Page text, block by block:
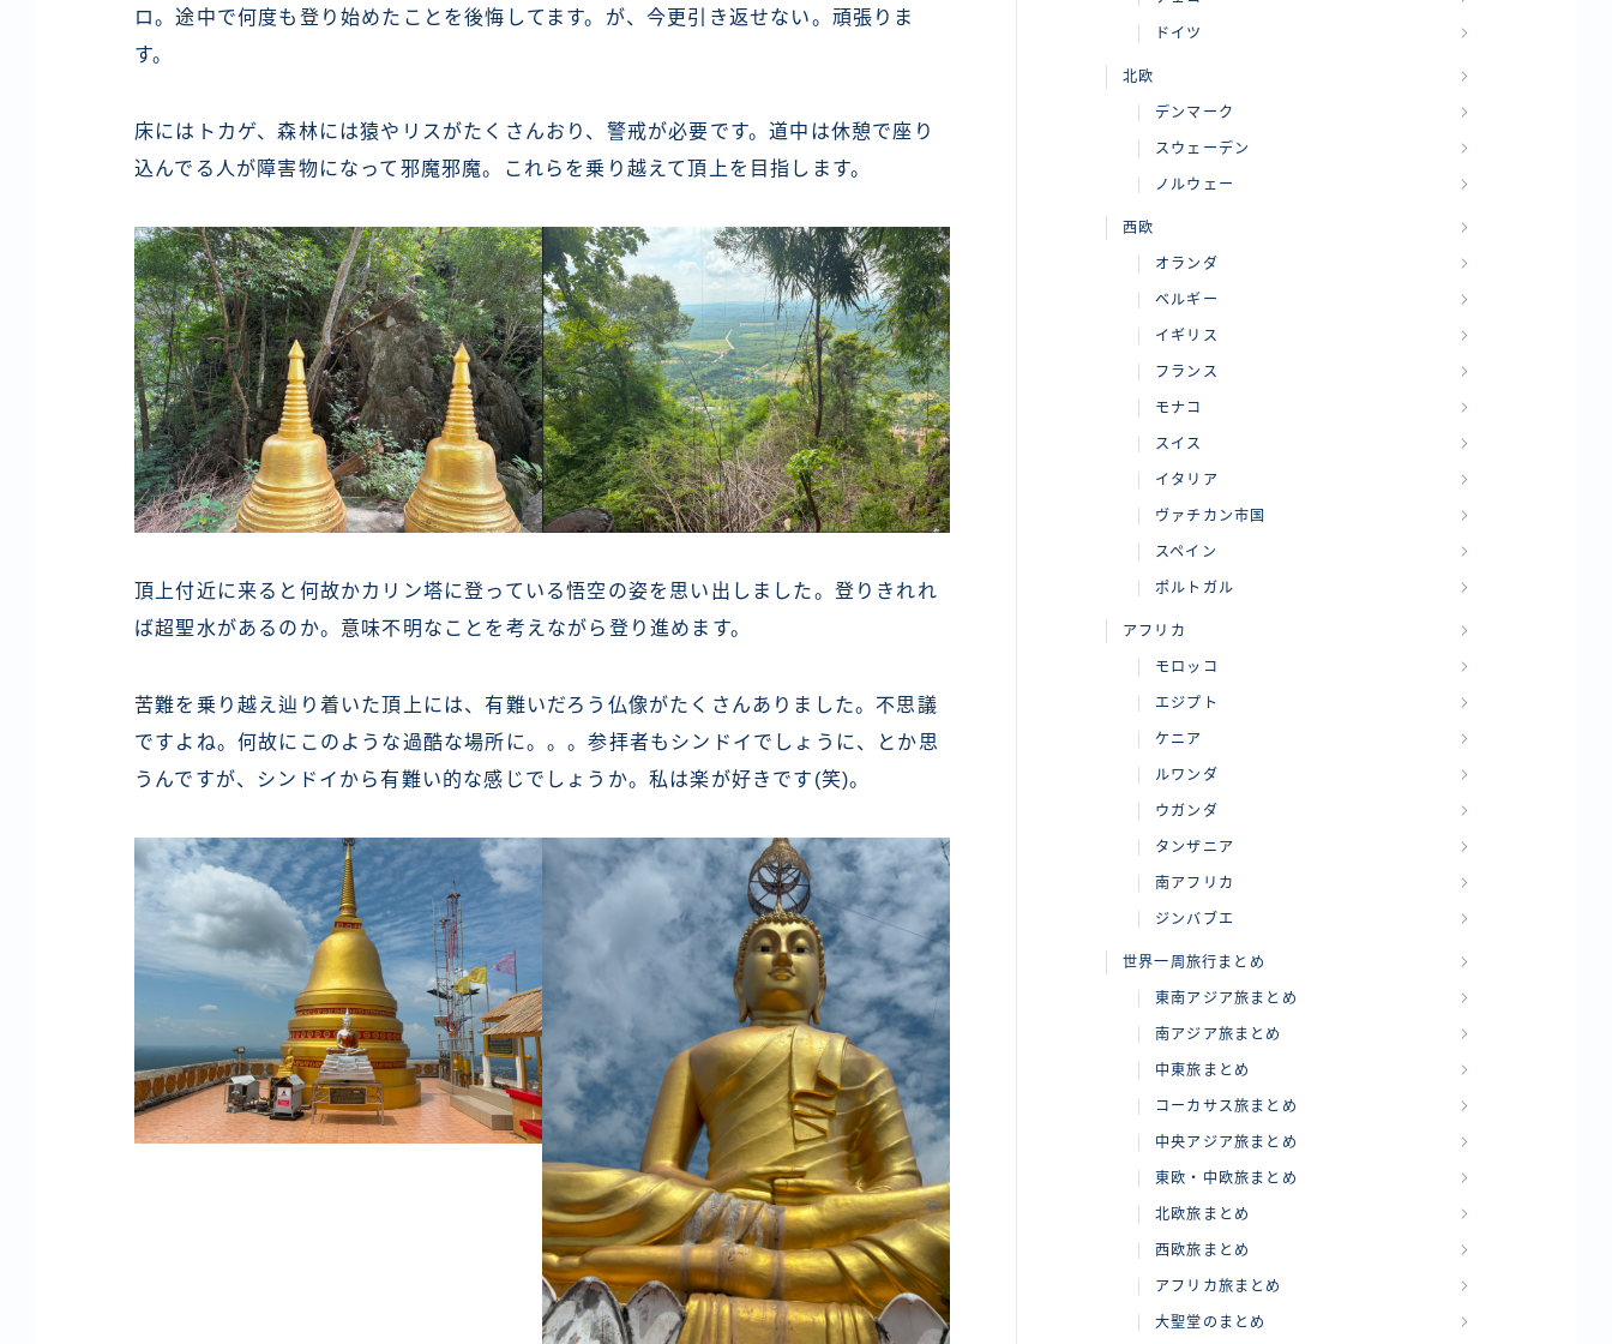
ロ。途中で何度も登り始めたことを後悔してます。が、今更引き返せない。頑張りま
す。
床にはトカゲ、森林には猿やリスがたくさんおり、警戒が必要です。道中は休憩で座り
込んでる人が障害物になって邪魔邪魔。これらを乗り越えて頂上を目指します。
頂上付近に来ると何故かカリン塔に登っている悟空の姿を思い出しました。登りきれれ
ば超聖水があるのか。意味不明なことを考えながら登り進めます。
苦難を乗り越え辿り着いた頂上には、有難いだろう仏像がたくさんありました。不思議
ですよね。何故にこのような過酷な場所に。。。参拝者もシンドイでしょうに、とか思
うんですが、シンドイから有難い的な感じでしょうか。私は楽が好きです(笑)。
ドイツ
北欧
デンマーク
スウェーデン
ノルウェー
西欧
オランダ
ベルギー
イギリス
フランス
モナコ
スイス
イタリア
ヴァチカン市国
スペイン
ポルトガル
アフリカ
モロッコ
エジプト
ケニア
ルワンダ
ウガンダ
タンザニア
南アフリカ
ジンバブエ
世界一周旅行まとめ
東南アジア旅まとめ
南アジア旅まとめ
中東旅まとめ
コーカサス旅まとめ
中央アジア旅まとめ
東欧・中欧旅まとめ
北欧旅まとめ
西欧旅まとめ
アフリカ旅まとめ
大聖堂のまとめ